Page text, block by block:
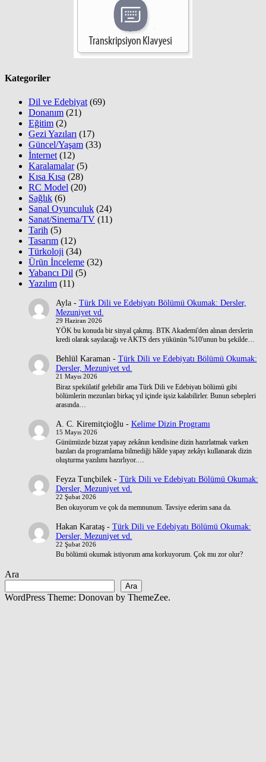
Kategoriler
Dil ve Edebiyat (69)
Donanım (21)
Eğitim (2)
Gezi Yazıları (17)
Güncel/Yaşam (33)
İnternet (12)
Karalamalar(5)
Kısa Kısa (28)
RC Model (20)
Sağlık (6)
Sanal Oyunculuk (24)
Sanat/Sinema/TV (11)
Tarih (5)
Tasarım (12)
Türkoloji (34)
Ürün İnceleme (32)
Yabancı Dil (5)
Yazılım (11)
Ayla- Türk Dili ve Edebiyatı Bölümü Okumak: Dersler,
Mezuniyet vd.
29 Haziran 2026
YÖK bu konuda bir sinyal çakmış. BTK Akademi'den alınan derslerin
kredi olarak sayılacağı ve AKTS ders yükünün %10'unun bu şekilde…
Behlül Karaman- Türk Dili ve Edebiyatı Bölümü Okumak:
Dersler, Mezuniyet vd.
21 Mayıs 2026
Biraz spekülatif gelebilir ama Türk Dili ve Edebiyatı bölümü gibi
bölümlerin mezunları birkaç yıl içinde işsiz kalabilirler. Bunun sebepleri
arasında…
A. C. Kiremitçioğlu - Kelime Dizin Programı
15 Mayıs 2026
Günümüzde bizzat yapay zekânın kendisine dizin hazırlatmak varken
bazıları da programlama bilmediği hâlde yapay zekâyı kullanarak dizin
oluşturma yazılımı hazırlıyor.…
Feyza Tunçbilek- Türk Dili ve Edebiyatı Bölümü Okumak:
Dersler, Mezuniyet vd.
22 Şubat 2026
Ben okuyorum ve çok da memnunum. Tavsiye ederim sana da.
Hakan Karataş- Türk Dili ve Edebiyatı Bölümü Okumak:
Dersler, Mezuniyet vd.
22 Şubat 2026
Bu bölümü okumak istiyorum ama korkuyorum. Çok mu zor olur?
Ara
Ara
WordPress Theme: Donovan by ThemeZee.